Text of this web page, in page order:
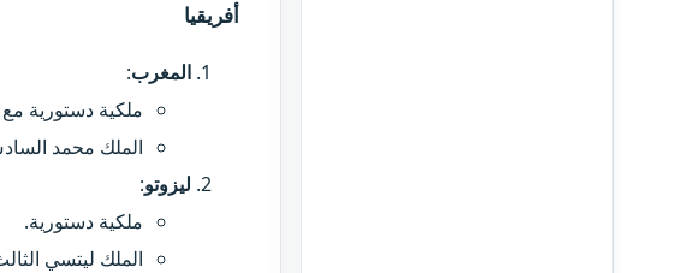
أفريقيا​
المغرب:
ملكية دستورية
الملك محمد
ليزوتو:
ملكية دستورية.
الملك ليتسي